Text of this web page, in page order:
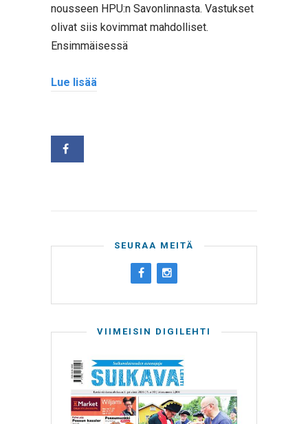
nousseen HPU:n Savonlinnasta. Vastukset
olivat siis kovimmat mahdolliset.
Ensimmäisessä
Lue lisää
SEURAA MEITÄ
VIIMEISIN DIGILEHTI